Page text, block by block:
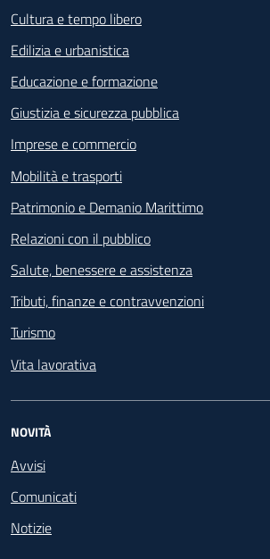
Cultura e tempo libero
Edilizia e urbanistica
Educazione e formazione
Giustizia e sicurezza pubblica
Imprese e commercio
Mobilità e trasporti
Patrimonio e Demanio Marittimo
Relazioni con il pubblico
Salute, benessere e assistenza
Tributi, finanze e contravvenzioni
Turismo
Vita lavorativa
NOVITÀ
Avvisi
Comunicati
Notizie